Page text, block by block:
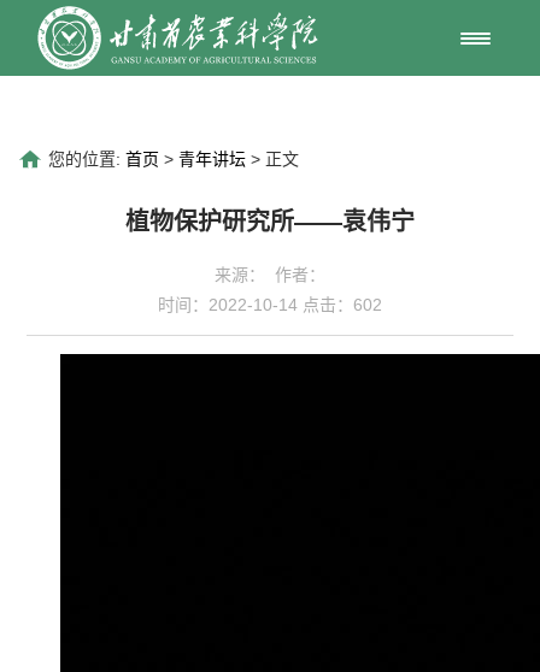
您的位置: 首页 > 青年讲坛 > 正文
植物保护研究所——袁伟宁
来源： 作者：
时间：2022-10-14 点击： 602